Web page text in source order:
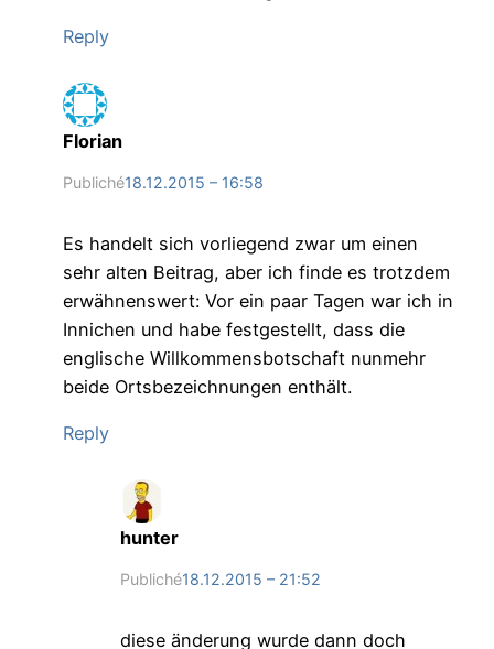
Reply
Florian
Publiché18.12.2015 – 16:58
Es handelt sich vorliegend zwar um einen
sehr alten Beitrag, aber ich finde es trotzdem
erwähnenswert: Vor ein paar Tagen war ich in
Innichen und habe festgestellt, dass die
englische Willkommensbotschaft nunmehr
beide Ortsbezeichnungen enthält.
Reply
hunter
Publiché18.12.2015 – 21:52
diese änderung wurde dann doch